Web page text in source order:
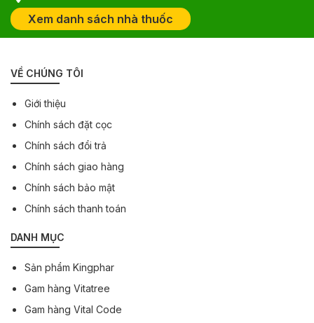
Xem danh sách nhà thuốc
VỀ CHÚNG TÔI
Giới thiệu
Chính sách đặt cọc
Chính sách đổi trả
Chính sách giao hàng
Chính sách bảo mật
Chính sách thanh toán
DANH MỤC
Sản phẩm Kingphar
Gam hàng Vitatree
Gam hàng Vital Code